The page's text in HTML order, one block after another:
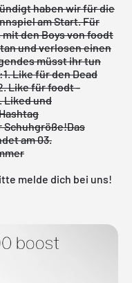
haben wir für die
am Start. Für
den Boys vonfoodt
und verlosen einen
müsst ihr tun
1. Like für denDead
Like fürfoodt -
Liked und
Das
am 03.
melde dich bei uns!